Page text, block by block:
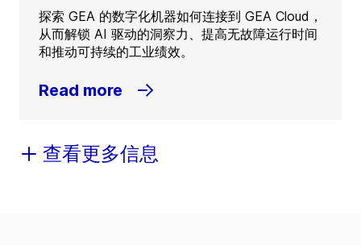
探索 GEA 的数字化机器如何连接到 GEA Cloud，
从而解锁 AI 驱动的洞察力、提高无故障运行时间
和推动可持续的工业绩效。
Read more
查看更多信息